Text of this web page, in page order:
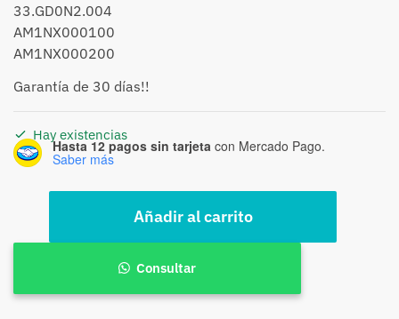
33.GD0N2.004
AM1NX000100
AM1NX000200
Garantía de 30 días!!
Hay existencias
Hasta 12 pagos sin tarjeta con Mercado Pago.
Saber más
Aspire
Añadir al carrito
Consultar